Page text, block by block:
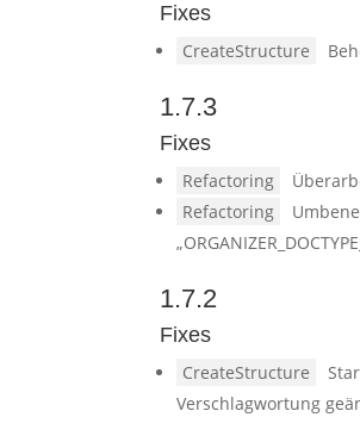
Fixes
CreateStructure
1.7.3
Fixes
Refactoring
Refactoring
1.7.2
Fixes
CreateStructure
Verschlagwortung